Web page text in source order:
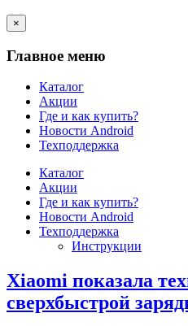
×
Главное меню
Каталог
Акции
Где и как купить?
Новости Android
Техподдержка
Каталог
Акции
Где и как купить?
Новости Android
Техподдержка
Инструкции
Xiaomi показала
сверхбыстрой